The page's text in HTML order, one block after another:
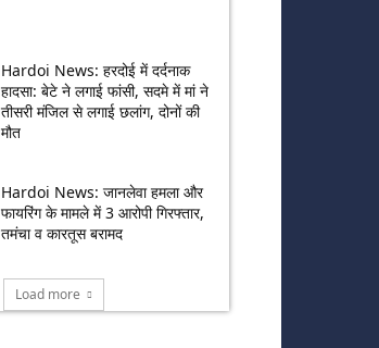
Hardoi News: हरदोई में दर्दनाक
हादसा: बेटे ने लगाई फांसी, सदमे में मां ने
तीसरी मंजिल से लगाई छलांग, दोनों की
मौत
Hardoi News: जानलेवा हमला और
फायरिंग के मामले में 3 आरोपी गिरफ्तार,
तमंचा व कारतूस बरामद
Load more